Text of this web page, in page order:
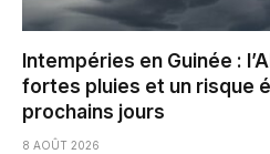
Intempéries en Guinée :
fortes pluies et un risque
prochains jours
8 AOÛT 2026